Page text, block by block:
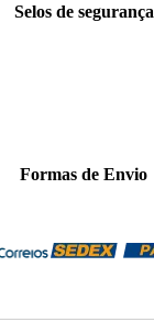
Selos de segurança
Formas de Envio